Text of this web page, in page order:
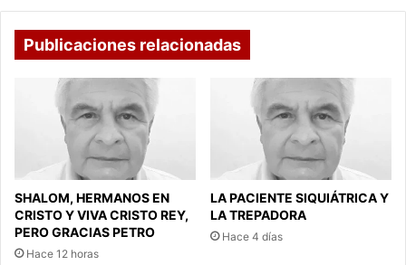
Publicaciones relacionadas
SHALOM, HERMANOS EN
CRISTO Y VIVA CRISTO REY,
PERO GRACIAS PETRO
Hace 12 horas
LA PACIENTE SIQUIÁTRICA Y
LA TREPADORA
Hace 4 días